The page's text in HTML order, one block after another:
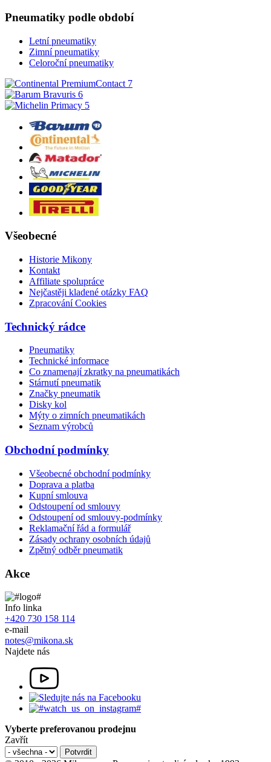
Pneumatiky podle období
Letní pneumatiky
Zimní pneumatiky
Celoroční pneumatiky
Všeobecné
Historie Mikony
Kontakt
Affiliate spolupráce
Nejčastěji kladené otázky FAQ
Zpracování Cookies
Technický rádce
Pneumatiky
Technické informace
Co znamenají zkratky na pneumatikách
Stárnutí pneumatik
Značky pneumatik
Disky kol
Mýty o zimních pneumatikách
Seznam výrobců
Obchodní podmínky
Všeobecné obchodní podmínky
Doprava a platba
Kupní smlouva
Odstoupení od smlouvy
Odstoupení od smlouvy-podmínky
Reklamační řád a formulář
Zásady ochrany osobních údajů
Zpětný odběr pneumatik
Akce
Info linka
+420 730 158 114
e-mail
notes@mikona.sk
Najdete nás
Vyberte preferovanou prodejnu
Zavřít